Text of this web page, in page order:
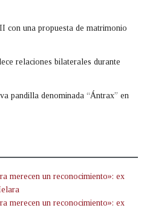
con una propuesta de matrimonio
relaciones bilaterales durante
pandilla denominada “Ántrax” en
merecen un reconocimiento»: ex
merecen un reconocimiento»: ex